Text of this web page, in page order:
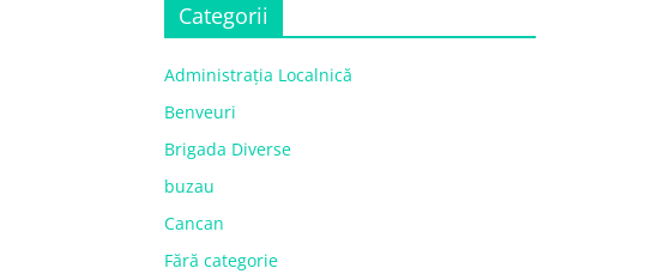
Categorii
Administrația Localnică
Benveuri
Brigada Diverse
buzau
Cancan
Fără categorie